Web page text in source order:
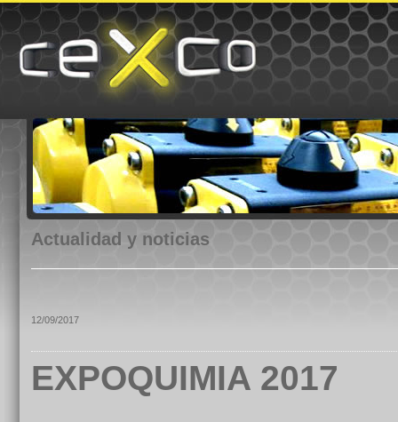
Actualidad y noticias
12/09/2017
EXPOQUIMIA 2017